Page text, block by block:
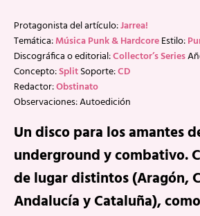
Protagonista del artículo:Jarrea!
Temática:Música Punk & HardcoreEstilo:
Discográfica o editorial:Collector’s Series
Concepto:SplitSoporte:CD
Redactor:Obstinato
Observaciones: Autoedición
Un disco para los amantes
underground y combativo.
de lugar distintos (Aragón,
Andalucía y Cataluña),